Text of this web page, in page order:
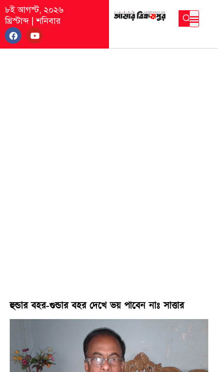
৮ই আগস্ট, ২০২৬
খ্রিস্টাব্দ|শনিবার
হুন্ডার বহর-গুন্ডার বহর দেখে ভয় পাবেন নাঃ সাত্তার